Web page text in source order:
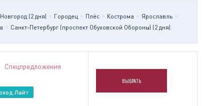
(2 дня) Городец Плёс Кострома
Ярославль
Санкт-Петербург (проспект Обуховской Обороны) (2 дня)
Спецпредложения
ВЫБРАТЬ